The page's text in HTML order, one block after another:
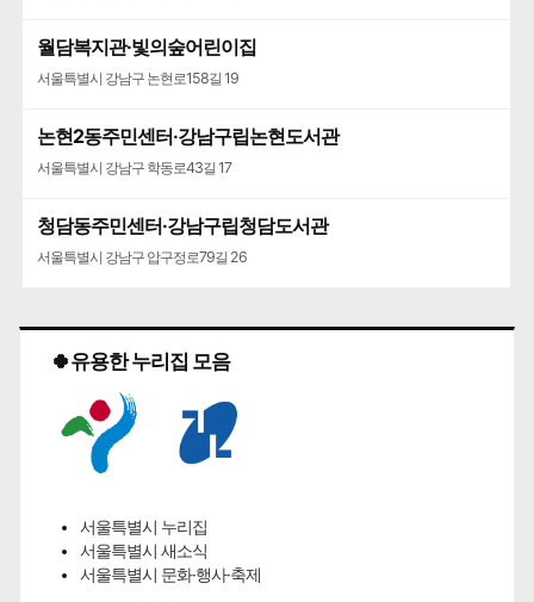
월담복지관·빛의숲어린이집
서울특별시 강남구 논현로158길 19
논현2동주민센터·강남구립논현도서관
서울특별시 강남구 학동로43길 17
청담동주민센터·강남구립청담도서관
서울특별시 강남구 압구정로79길 26
🍀유용한 누리집 모음
서울특별시 누리집
서울특별시 새소식
서울특별시 문화·행사·축제